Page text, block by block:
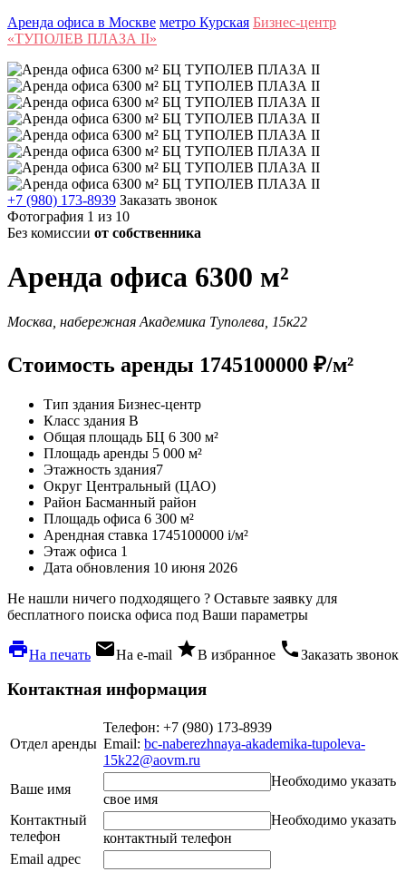
Аренда офиса в Москве метро Курская Бизнес-центр
«ТУПОЛЕВ ПЛАЗА II»
+7 (980) 173-8939 Заказать звонок
Фотография 1 из 10
Без комиссии от собственника
Аренда офиса 6300 м²
Москва, набережная Академика Туполева, 15к22
Стоимость аренды 1745100000 ₽/м²
Тип здания Бизнес-центр
Класс здания B
Общая площадь БЦ 6 300 м²
Площадь аренды 5 000 м²
Этажность здания7
Округ Центральный (ЦАО)
Район Басманный район
Площадь офиса 6 300 м²
Арендная ставка 1745100000 i/м²
Этаж офиса 1
Дата обновления 10 июня 2026
Не нашли ничего подходящего ? Оставьте заявку для
бесплатного поиска офиса под Ваши параметры
local_printshopНа печать local_post_officeНа e-mail starВ избранное phoneЗаказать звонок
Контактная информация
Отдел аренды
Телефон: +7 (980) 173-8939
Email: bc-naberezhnaya-akademika-tupoleva-
15k22@aovm.ru
Ваше имя
Необходимо указать
свое имя
Контактный
телефон
Необходимо указать
контактный телефон
Email адрес